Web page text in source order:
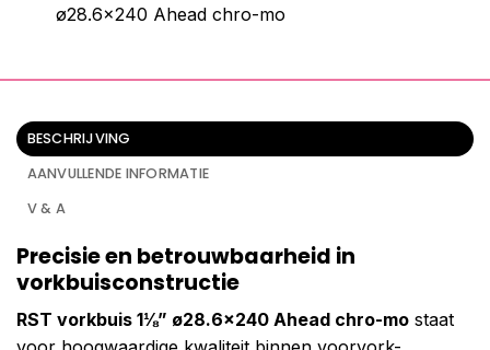
ø28.6×240 Ahead chro-mo
BESCHRIJVING
AANVULLENDE INFORMATIE
V & A
Precisie en betrouwbaarheid in
vorkbuisconstructie
RST vorkbuis 1⅛” ø28.6×240 Ahead chro-mo staat